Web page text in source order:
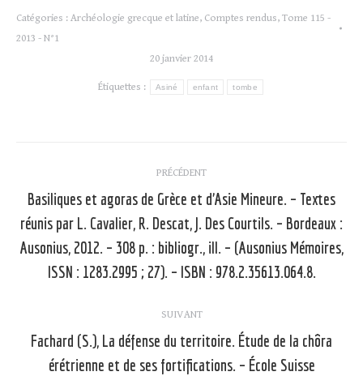
Catégories : Archéologie grecque et latine, Comptes rendus, Tome 115 -
2013 - N°1
20 janvier 2014
Étiquettes : Asiné enfant tombe
article
PRÉCÉDENT
Article
précédent
:
Basiliques et agoras de Grèce et d’Asie Mineure. – Textes
réunis par L. Cavalier, R. Descat, J. Des Courtils. – Bordeaux :
Ausonius, 2012. – 308 p. : bibliogr., ill. – (Ausonius Mémoires,
ISSN : 1283.2995 ; 27). – ISBN : 978.2.35613.064.8.
SUIVANT
Fachard (S.), La défense du territoire. Étude de la chôra
érétrienne et de ses fortifications. – École Suisse